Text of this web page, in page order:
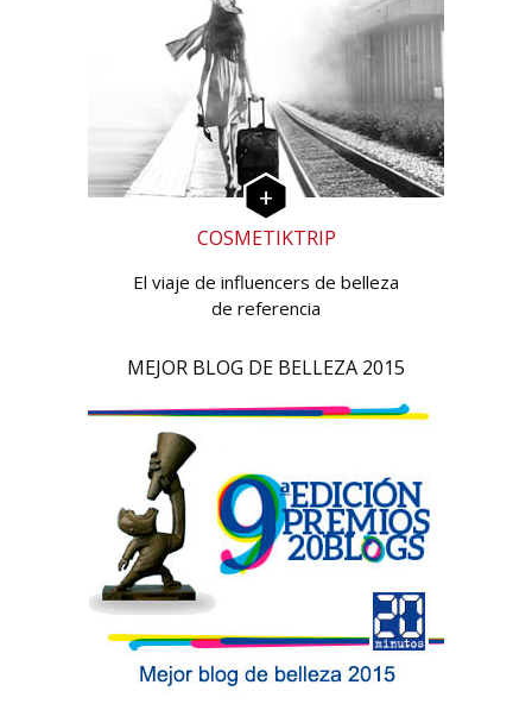
COSMETIKTRIP
El viaje de influencers de belleza
de referencia
MEJOR BLOG DE BELLEZA 2015